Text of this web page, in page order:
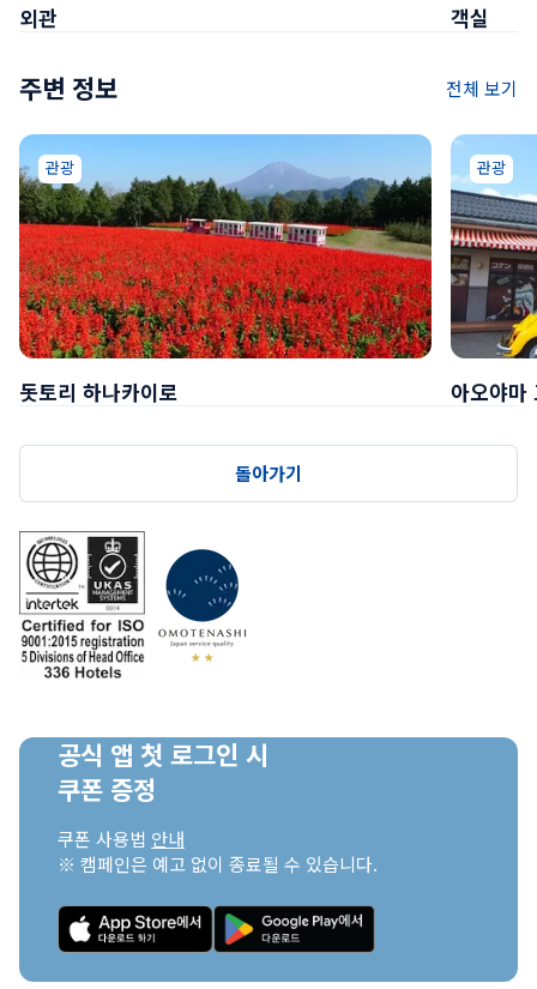
외관 객실
주변 정보 전체 보기
돗토리 하나카이로
관광
아오야마
관광
돌아가기
공식 앱 첫 로그인 시
쿠폰 증정
쿠폰 사용법 안내
※ 캠페인은 예고 없이 종료될 수 있습니다.